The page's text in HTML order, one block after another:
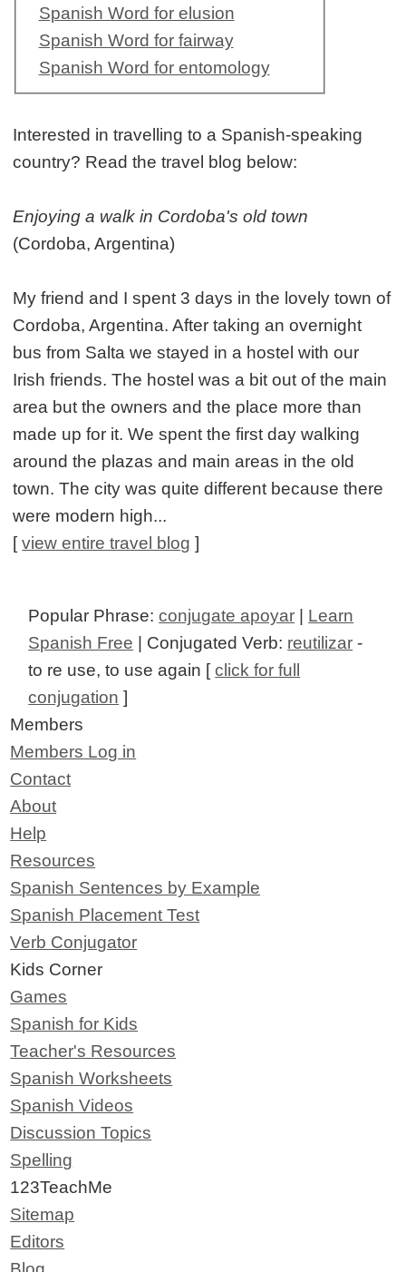
Spanish Word for elusion
Spanish Word for fairway
Spanish Word for entomology
Interested in travelling to a Spanish-speaking
country? Read the travel blog below:
Enjoying a walk in Cordoba's old town
(Cordoba, Argentina)
My friend and I spent 3 days in the lovely town of
Cordoba, Argentina. After taking an overnight
bus from Salta we stayed in a hostel with our
Irish friends. The hostel was a bit out of the main
area but the owners and the place more than
made up for it. We spent the first day walking
around the plazas and main areas in the old
town. The city was quite different because there
were modern high...
[view entire travel blog ]
Popular Phrase:conjugate apoyar | Learn
Spanish Free | Conjugated Verb: reutilizar -
to re use, to use again [click for full
conjugation ]
Members
Members Log in
Contact
About
Help
Resources
Spanish Sentences by Example
Spanish Placement Test
Verb Conjugator
Kids Corner
Games
Spanish for Kids
Teacher's Resources
Spanish Worksheets
Spanish Videos
Discussion Topics
Spelling
123TeachMe
Sitemap
Editors